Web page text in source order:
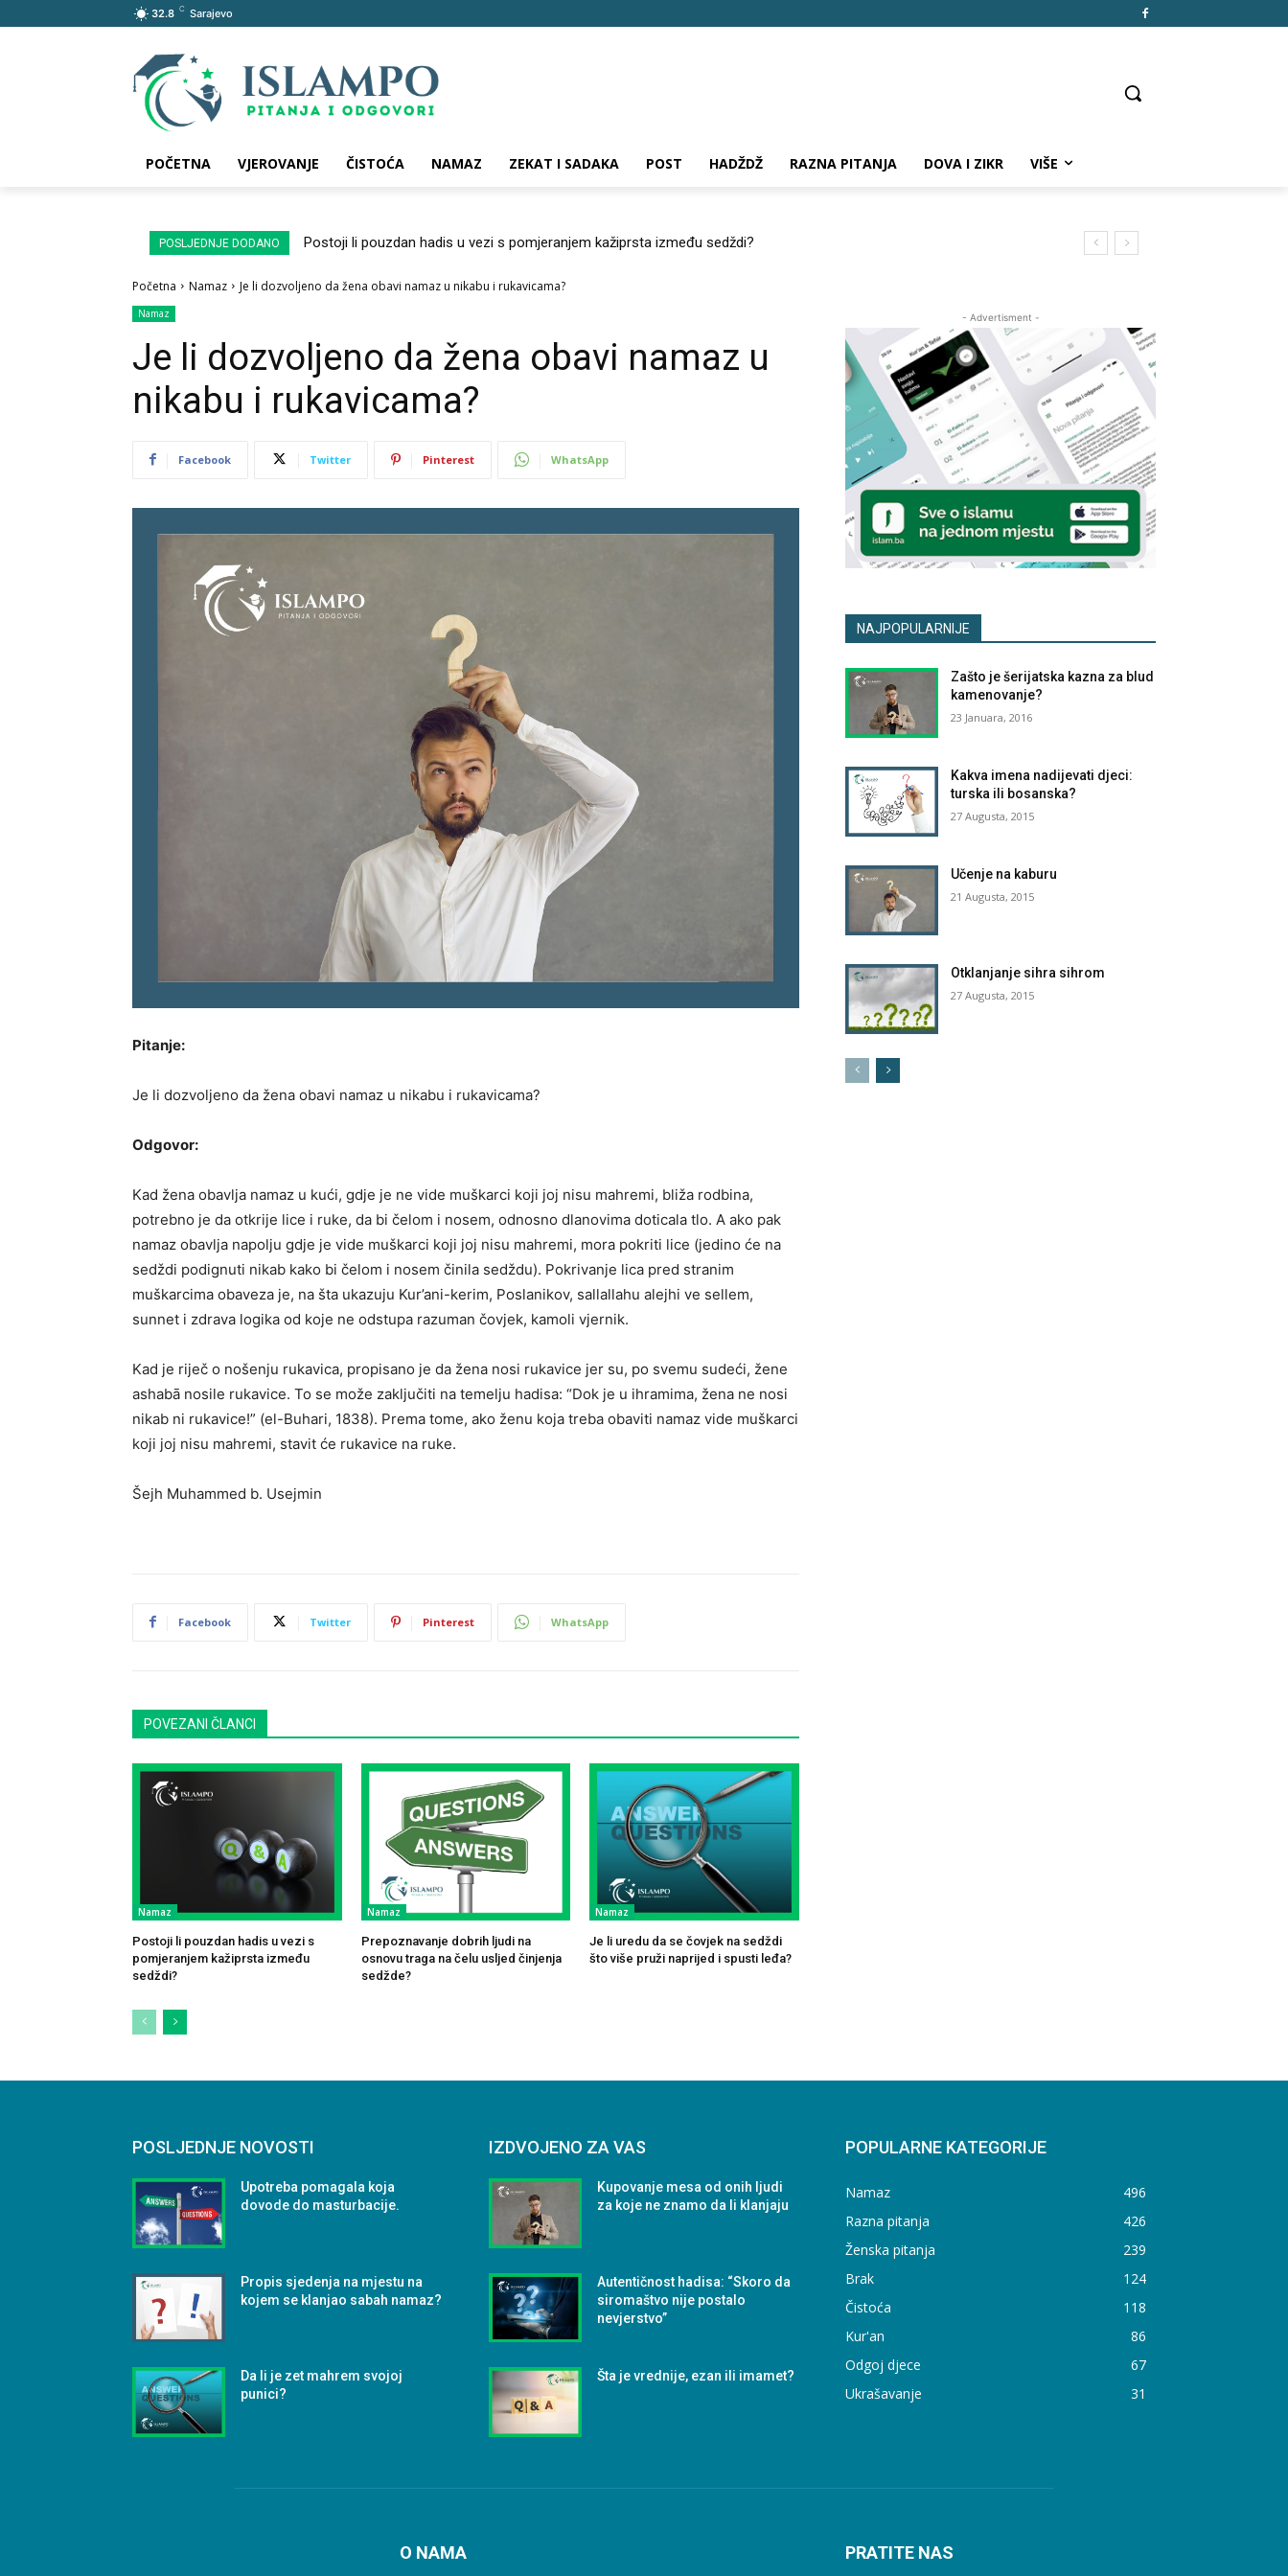
32.8 C Sarajevo
POČETNA VJEROVANJE ČISTOĆA NAMAZ ZEKAT I SADAKA POST HADŽDŽ RAZNA PITANJA DOVA I ZIKR VIŠE
POSLJEDNJE DODANO Postoji li pouzdan hadis u vezi s pomjeranjem kažiprsta između sedždi?
Početna Namaz Je li dozvoljeno da žena obavi namaz u nikabu i rukavicama?
Namaz
Je li dozvoljeno da žena obavi namaz u
nikabu i rukavicama?
Facebook Twitter Pinterest WhatsApp
Pitanje:
Je li dozvoljeno da žena obavi namaz u nikabu i rukavicama?
Odgovor:
Kad žena obavlja namaz u kući, gdje je ne vide muškarci koji joj nisu mahremi, bliža rodbina,
potrebno je da otkrije lice i ruke, da bi čelom i nosem, odnosno dlanovima doticala tlo. A ako pak
namaz obavlja napolju gdje je vide muškarci koji joj nisu mahremi, mora pokriti lice (jedino će na
sedždi podignuti nikab kako bi čelom i nosem činila sedždu). Pokrivanje lica pred stranim
muškarcima obaveza je, na šta ukazuju Kur’ani-kerim, Poslanikov, sallallahu alejhi ve sellem,
sunnet i zdrava logika od koje ne odstupa razuman čovjek, kamoli vjernik.
Kad je riječ o nošenju rukavica, propisano je da žena nosi rukavice jer su, po svemu sudeći, žene
ashabā nosile rukavice. To se može zaključiti na temelju hadisa: “Dok je u ihramima, žena ne nosi
nikab ni rukavice!” (el-Buhari, 1838). Prema tome, ako ženu koja treba obaviti namaz vide muškarci
koji joj nisu mahremi, stavit će rukavice na ruke.
Šejh Muhammed b. Usejmin
Facebook Twitter Pinterest WhatsApp
POVEZANI ČLANCI
Namaz
Postoji li pouzdan hadis u vezi s
pomjeranjem kažiprsta između
sedždi?
Namaz
Prepoznavanje dobrih ljudi na
osnovu traga na čelu usljed činjenja
sedžde?
Namaz
Je li uredu da se čovjek na sedždi
što više pruži naprijed i spusti leđa?
- Advertisment -
NAJPOPULARNIJE
Zašto je šerijatska kazna za blud
kamenovanje?
23 Januara, 2016
Kakva imena nadijevati djeci:
turska ili bosanska?
27 Augusta, 2015
Učenje na kaburu
21 Augusta, 2015
Otklanjanje sihra sihrom
27 Augusta, 2015
POSLJEDNJE NOVOSTI
Upotreba pomagala koja
dovode do masturbacije.
Propis sjedenja na mjestu na
kojem se klanjao sabah namaz?
Da li je zet mahrem svojoj
punici?
IZDVOJENO ZA VAS
Kupovanje mesa od onih ljudi
za koje ne znamo da li klanjaju
Autentičnost hadisa: “Skoro da
siromaštvo nije postalo
nevjerstvo”
Šta je vrednije, ezan ili imamet?
POPULARNE KATEGORIJE
Namaz
496
Razna pitanja
426
Ženska pitanja
239
Brak
124
Čistoća
118
Kur'an
86
Odgoj djece
67
Ukrašavanje
31
O NAMA PRATITE NAS